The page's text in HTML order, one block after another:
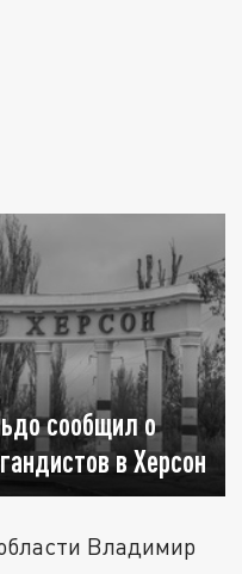
сообщил о
в Херсон
Владимир